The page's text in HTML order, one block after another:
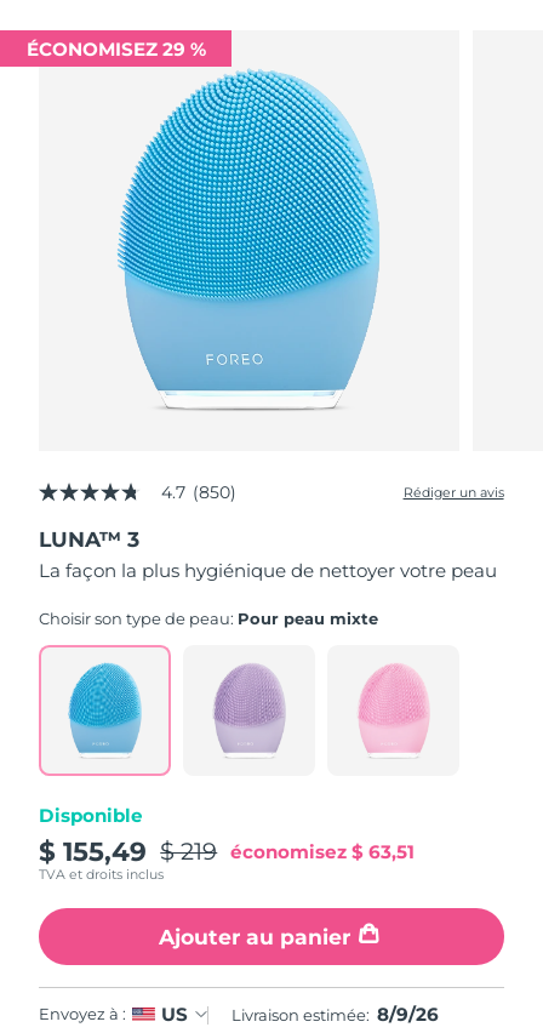
ÉCONOMISEZ 29 %
4.7
sur
5,
valeur
la
moyenne.
Read
850
Reviews.
Lien
la
page.
4.7 (850) Rédiger un avis
LUNA™ 3
La façon la plus hygiénique de nettoyer votre peau
Choisir son type de peau: Pour peau mixte
Disponible
$ 155,49 $ 219 économisez$ 63,51
TVA et droits inclus
Ajouter au panier
Envoyez à : US Livraison estimée: 8/9/26